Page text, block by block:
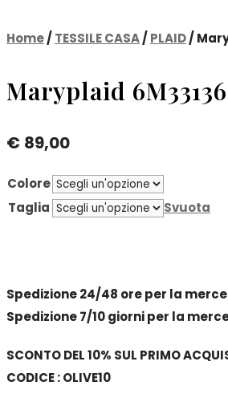
Home/ TESSILE CASA/ PLAID/
Maryplaid
€ 89,00
Colore
Taglia
Svuota
Spedizione 24/48 ore per la
Spedizione 7/10 giorni per la
SCONTO DEL 10% SUL PRIMO
CODICE : OLIVE10